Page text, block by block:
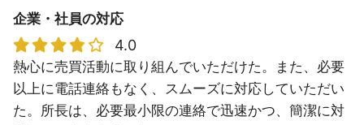
企業・社員の対応
4.0
熱心に売買活動に取り組んでいただけた。また、必要
以上に電話連絡もなく、スムーズに対応していただい
た。所長は、必要最小限の連絡で迅速かつ、簡潔に対